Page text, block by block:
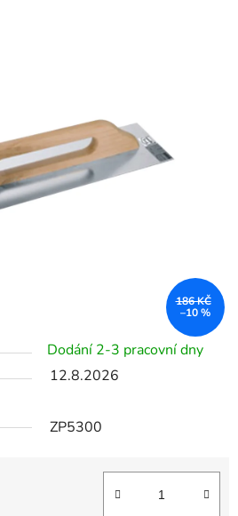
Dodání 2-3 pracovní dny
12.8.2026
ZP5300
186 KČ
–10 %